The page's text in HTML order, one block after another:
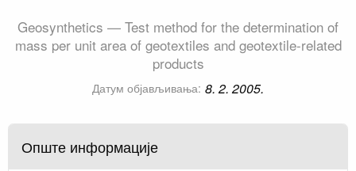
Geosynthetics — Test method for the determination of
mass per unit area of geotextiles and geotextile-related
products
Датум објављивања: 8. 2. 2005.
Опште информације